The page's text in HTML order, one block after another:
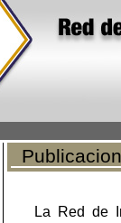
La Red de